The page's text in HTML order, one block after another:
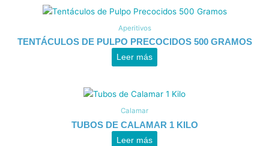
Aperitivos
TENTÁCULOS DE PULPO PRECOCIDOS 500 GRAMOS
Leer más
Calamar
TUBOS DE CALAMAR 1 KILO
Leer más